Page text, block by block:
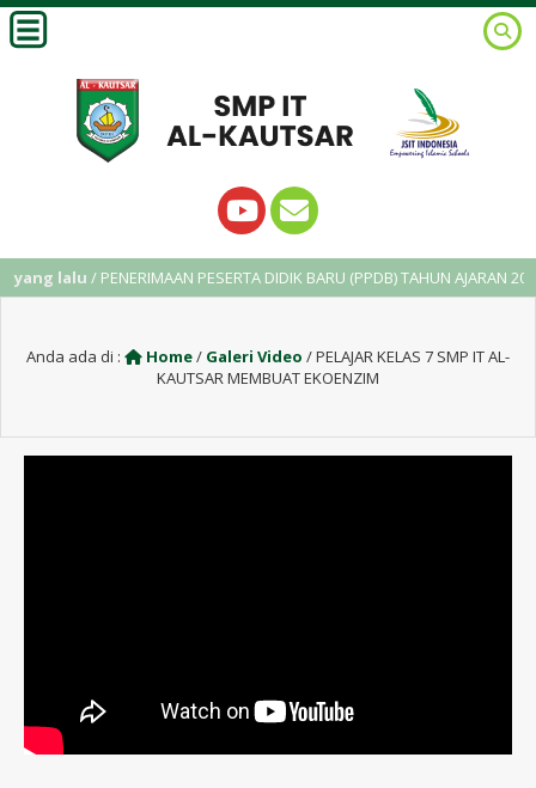
lalu/ PENERIMAAN PESERTA DIDIK BARU (PPDB) TAHUN AJARAN
Anda ada di : Home/ Galeri Video /PELAJAR KELAS 7 SMP IT AL-
KAUTSAR MEMBUAT EKOENZIM